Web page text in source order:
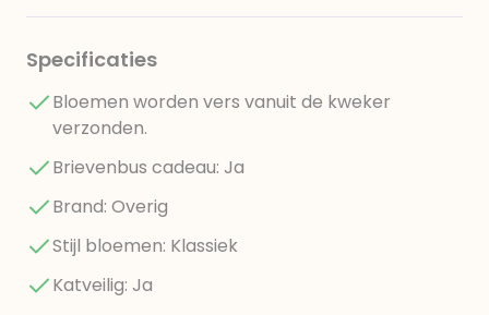
Specificaties
Bloemen worden vers vanuit de kweker
verzonden.
Brievenbus cadeau: Ja
Brand: Overig
Stijl bloemen: Klassiek
Katveilig: Ja